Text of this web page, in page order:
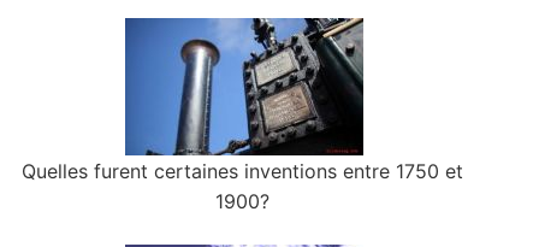
Quelles furent certaines inventions entre 1750 et
1900?